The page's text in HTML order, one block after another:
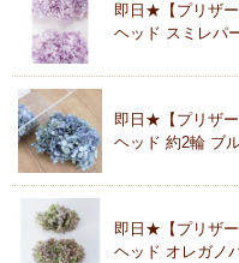
即日★【プリザー
ヘッド スミレパ
即日★【プリザー
ヘッド 約2輪 ブ
即日★【プリザー
ヘッド オレガノ